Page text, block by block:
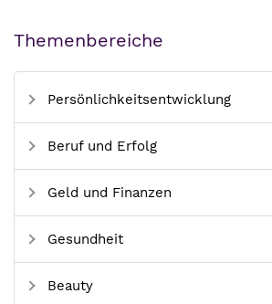
Themenbereiche
Persönlichkeitsentwicklung
Beruf und Erfolg
Geld und Finanzen
Gesundheit
Beauty